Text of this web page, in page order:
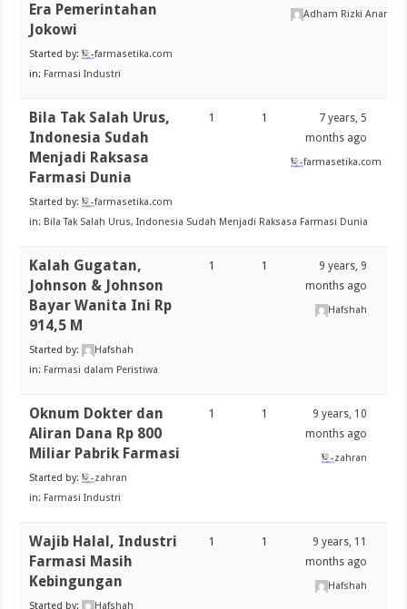
Era Pemerintahan
Jokowi
Started by:
farmasetika.com
in: Farmasi Industri
Adham Rizki Ananda
Bila Tak Salah Urus,
Indonesia Sudah
Menjadi Raksasa
Farmasi Dunia
Started by:
farmasetika.com
in: Bila Tak Salah Urus, Indonesia Sudah Menjadi Raksasa Farmasi Dunia
1 1
7 years, 5
months ago
farmasetika.com
Kalah Gugatan,
Johnson & Johnson
Bayar Wanita Ini Rp
914,5 M
Started by:
Hafshah
in: Farmasi dalam Peristiwa
1 1
9 years, 9
months ago
Hafshah
Oknum Dokter dan
Aliran Dana Rp 800
Miliar Pabrik Farmasi
Started by:
zahran
in: Farmasi Industri
1 1
9 years, 10
months ago
zahran
Wajib Halal, Industri
Farmasi Masih
Kebingungan
Started by: Hafshah
1 1
9 years, 11
months ago
Hafshah